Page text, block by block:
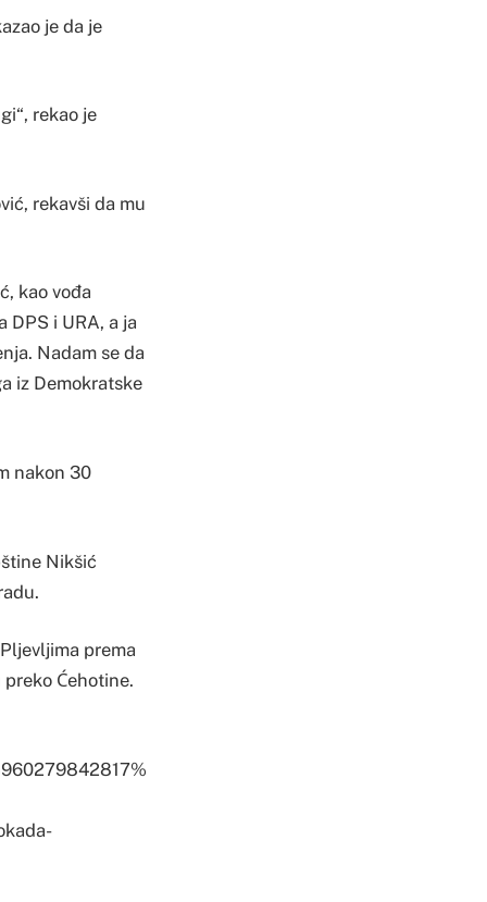
je da je
rekao je
rekavši da mu
kao vođa
i URA, a ja
Nadam se da
iz Demokratske
nakon 30
Nikšić
prema
Ćehotine.